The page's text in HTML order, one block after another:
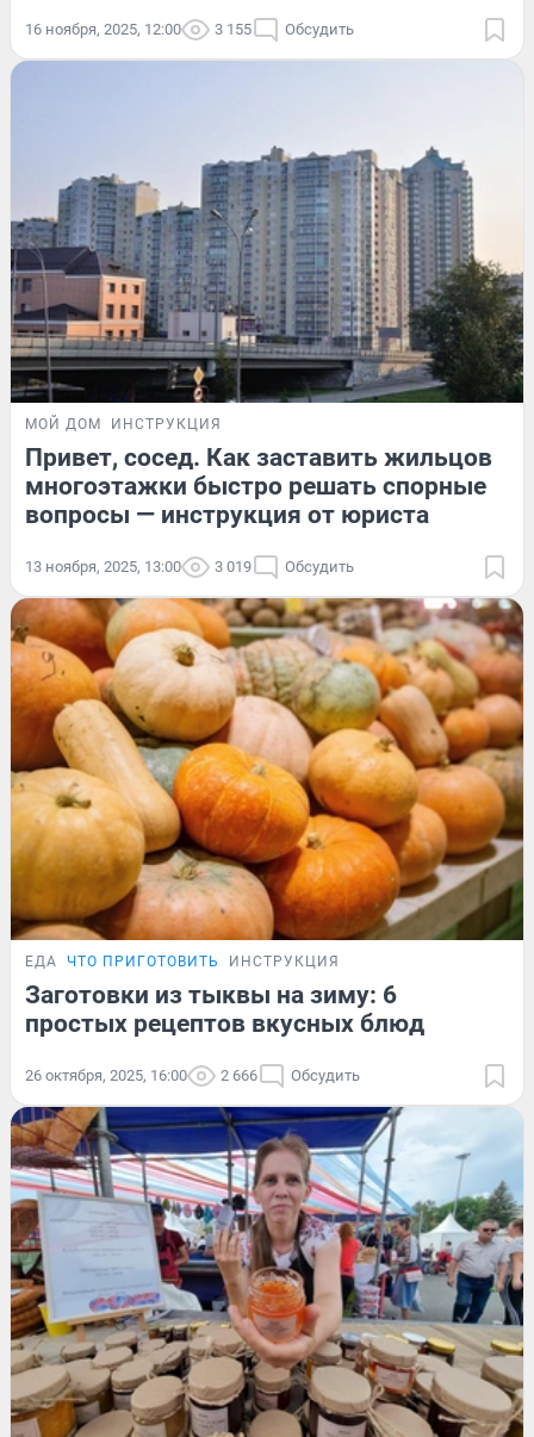
16 ноября, 2025, 12:00 3 155 Обсудить
МОЙ ДОМ ИНСТРУКЦИЯ
Привет, сосед. Как заставить жильцов
многоэтажки быстро решать спорные
вопросы — инструкция от юриста
13 ноября, 2025, 13:00 3 019 Обсудить
ЕДА ЧТО ПРИГОТОВИТЬ ИНСТРУКЦИЯ
Заготовки из тыквы на зиму: 6
простых рецептов вкусных блюд
26 октября, 2025, 16:00 2 666 Обсудить